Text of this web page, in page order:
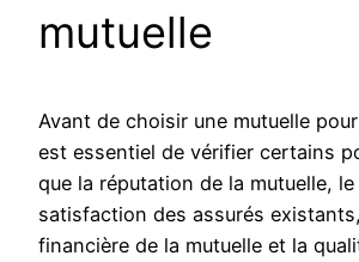
mutuelle
Avant de choisir une mutuelle
est essentiel de vérifier certains
que la réputation de la mutuelle,
satisfaction des assurés
financière de la mutuelle et la